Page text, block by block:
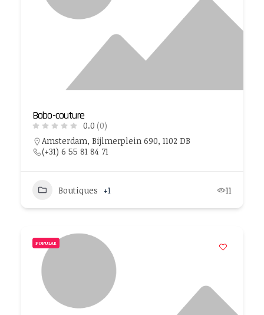
Bobo-couture
0.0 (0)
Amsterdam, Bijlmerplein 690, 1102 DB
(+31) 6 55 81 84 71
Boutiques +1 11
POPULAR